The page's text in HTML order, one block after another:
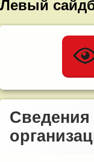
Левый
Сведения